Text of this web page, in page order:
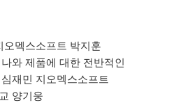
오멕스소프트 박지훈
와 제품에 대한 전반적인
재민 지오멕스소프트
양기웅